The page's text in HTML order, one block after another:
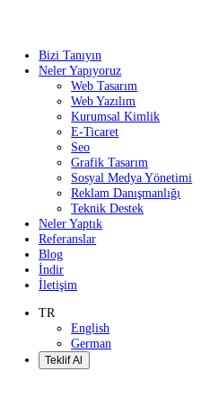
Bizi Tanıyın
Neler Yapıyoruz
Web Tasarım
Web Yazılım
Kurumsal Kimlik
E-Ticaret
Seo
Grafik Tasarım
Sosyal Medya Yönetimi
Neler Yaptık
Referanslar
Blog
İndir
İletişim